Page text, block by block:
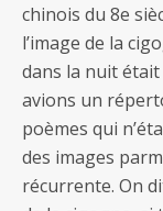
chinois du 8e
l’image de la
dans la nuit
avions un
poèmes qui
des images
récurrente. On